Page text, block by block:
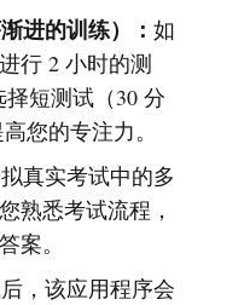
进的训练）： 如
行 2 小时的测
短测试（30 分
您的专注力。
真实考试中的多
熟悉考试流程，
案。
，该应用程序会